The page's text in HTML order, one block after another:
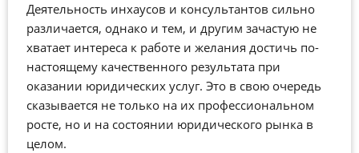
Деятельность инхаусов и консультантов сильно
различается, однако и тем, и другим зачастую не
хватает интереса к работе и желания достичь по-
настоящему качественного результата при
оказании юридических услуг. Это в свою очередь
сказывается не только на их профессиональном
росте, но и на состоянии юридического рынка в
целом.